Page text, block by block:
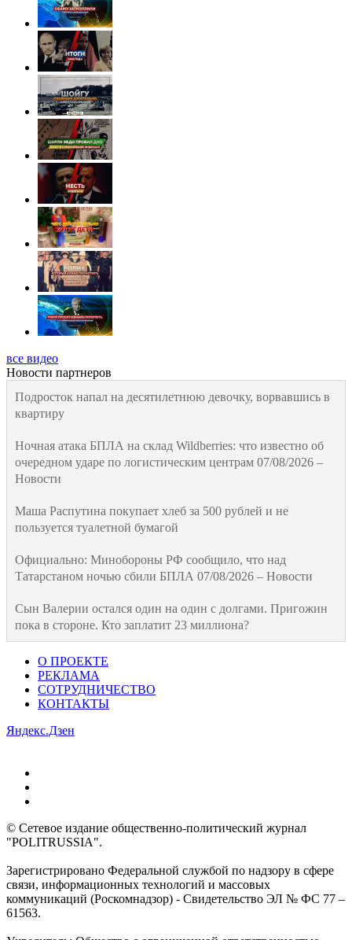
все видео
Новости партнеров
Подросток напал на десятилетнюю девочку, ворвавшись в
квартиру
Ночная атака БПЛА на склад Wildberries: что известно об
очередном ударе по логистическим центрам 07/08/2026 –
Новости
Маша Распутина покупает хлеб за 500 рублей и не
пользуется туалетной бумагой
Официально: Минобороны РФ сообщило, что над
Татарстаном ночью сбили БПЛА 07/08/2026 – Новости
Сын Валерии остался один на один с долгами. Пригожин
пока в стороне. Кто заплатит 23 миллиона?
О ПРОЕКТЕ
РЕКЛАМА
СОТРУДНИЧЕСТВО
КОНТАКТЫ
Яндекс.Дзен
© Сетевое издание общественно-политический журнал
"POLITRUSSIA".
Зарегистрировано Федеральной службой по надзору в сфере
связи, информационных технологий и массовых
коммуникаций (Роскомнадзор) - Свидетельство ЭЛ № ФС 77 –
61563.